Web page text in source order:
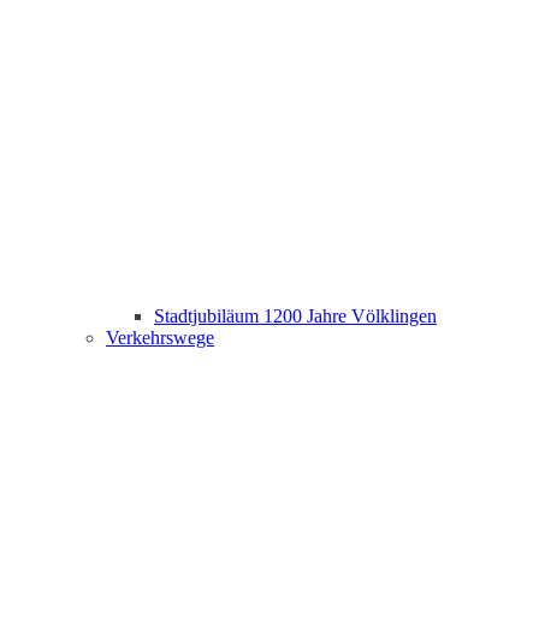
Stadtjubiläum 1200 Jahre Völklingen
Verkehrswege